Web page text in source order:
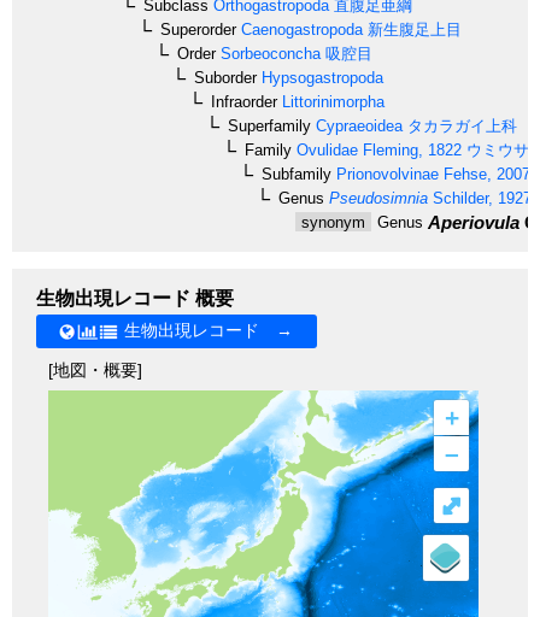
Subclass Orthogastropoda 直腹足亜綱
SuperorderCaenogastropoda 新生腹足上目
OrderSorbeoconcha 吸腔目
SuborderHypsogastropoda
InfraorderLittorinimorpha
Superfamily Cypraeoidea タカラガイ上科
Family Ovulidae Fleming, 1822 ウミウサ
Subfamily Prionovolvinae Fehse, 2007
Genus Pseudosimnia Schilder, 1927
synonym
Genus Aperiovula
生物出現レコード 概要
生物出現レコード →
[地図・概要]
+
–
⤢